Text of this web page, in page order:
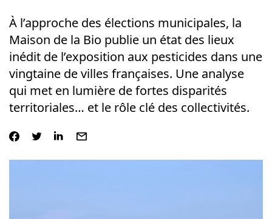
À l’approche des élections municipales, la
Maison de la Bio publie un état des lieux
inédit de l’exposition aux pesticides dans une
vingtaine de villes françaises. Une analyse
qui met en lumière de fortes disparités
territoriales… et le rôle clé des collectivités.